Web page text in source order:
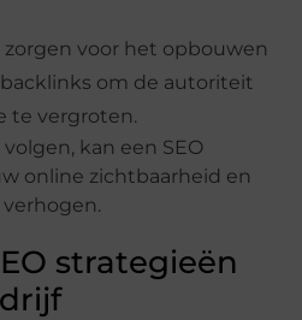
zorgen voor het opbouwen
om de autoriteit
te vergroten.
kan een SEO
online zichtbaarheid en
strategieën